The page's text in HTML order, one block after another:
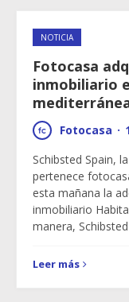
NOTICIA
Fotocasa
inmobiliario
Fotocasa ·
Schibsted Spain,
pertenece
esta mañana la
inmobiliario
manera,
Leer más